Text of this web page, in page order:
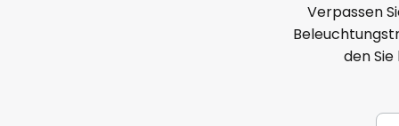
Verpassen
den